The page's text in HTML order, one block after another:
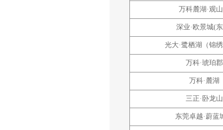
万科麓湖·观
深业·欧景城(
光大·鹭栖湖（锦
万科·琥珀郡
万科·麓湖
三正·卧龙山
东莞卓越·蔚蓝